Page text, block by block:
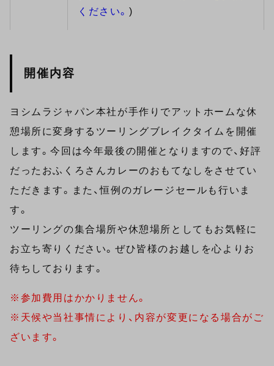
ください。 )
開催内容
ヨシムラジャパン本社が手作りでアットホームな休
憩場所に変身するツーリングブレイクタイムを開催
します。今回は今年最後の開催となりますので、好評
だったおふくろさんカレーのおもてなしをさせてい
ただきます。また、恒例のガレージセールも行いま
す。
ツーリングの集合場所や休憩場所としてもお気軽に
お立ち寄りください。ぜひ皆様のお越しを心よりお
待ちしております。
※参加費用はかかりません。
※天候や当社事情により、内容が変更になる場合がご
ざいます。